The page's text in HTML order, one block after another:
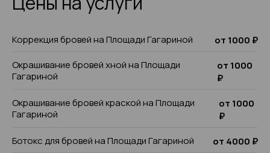
Коррекция бровей на Площади Гагариной
от 1000 ₽
Окрашивание бровей хной на Площади
Гагариной
от 1000
₽
Окрашивание бровей краской на Площади
Гагариной
от 1000
₽
Ботокс для бровей на Площади Гагариной
от 4000 ₽